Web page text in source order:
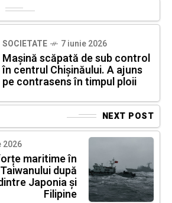
SOCIETATE 7 iunie 2026
Mașină scăpată de sub control
în centrul Chișinăului. A ajuns
pe contrasens în timpul ploii
NEXT POST
2026
maritime în
după
Japonia și
Filipine